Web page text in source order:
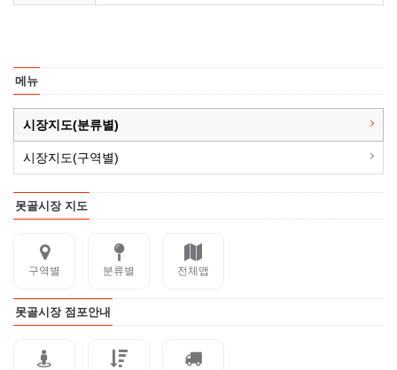
메뉴
시장지도(분류별)
시장지도(구역별)
못골시장 지도
구역별 분류별 전체맵
못골시장 점포안내